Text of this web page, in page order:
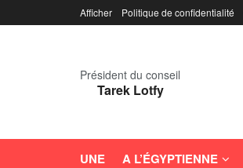
Afficher Politique de confidentialité
Président du conseil
Tarek Lotfy
UNE A L’ÉGYPTIENNE